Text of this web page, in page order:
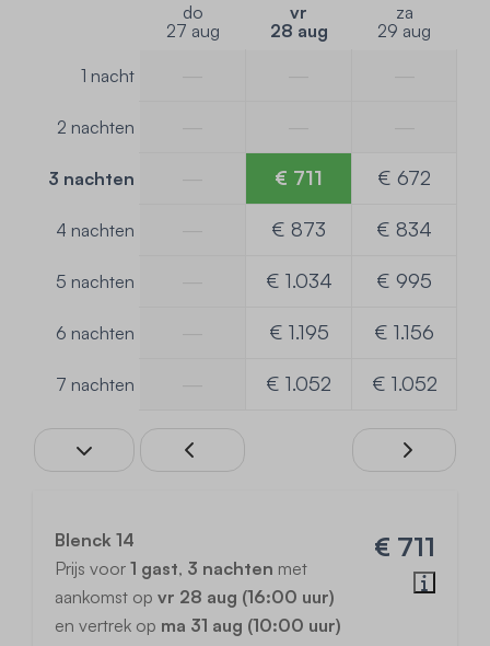
do
27 aug
vr
28 aug
za
29 aug
1 nacht
2 nachten
3 nachten € 711 € 672
4 nachten € 873 € 834
5 nachten € 1.034 € 995
6 nachten € 1.195 € 1.156
7 nachten € 1.052 € 1.052
€ 711
Blenck 14
Prijs voor 1 gast, 3 nachten met
aankomst op vr 28 aug (16:00 uur)
en vertrek op ma 31 aug (10:00 uur)